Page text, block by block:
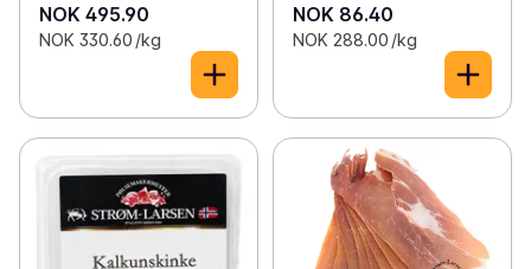
NOK 495.90
NOK 330.60 /kg
NOK 86.40
NOK 288.00 /kg